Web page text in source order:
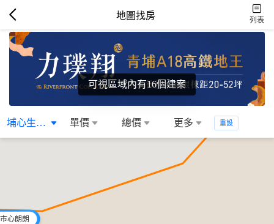
地圖找房 列表
埔心生活圈 單價 總價 更多 重設
市心朗朗
可視區域內有16個建案